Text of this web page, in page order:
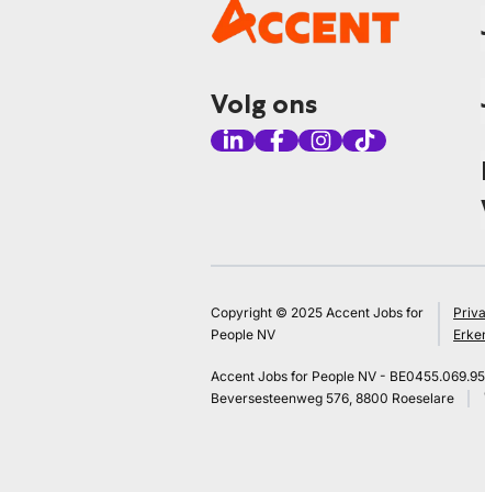
Volg ons
Copyright © 2025 Accent Jobs for
People NV
Accent Jobs for People NV -
Beversesteenweg 576, 8800 Roeselare